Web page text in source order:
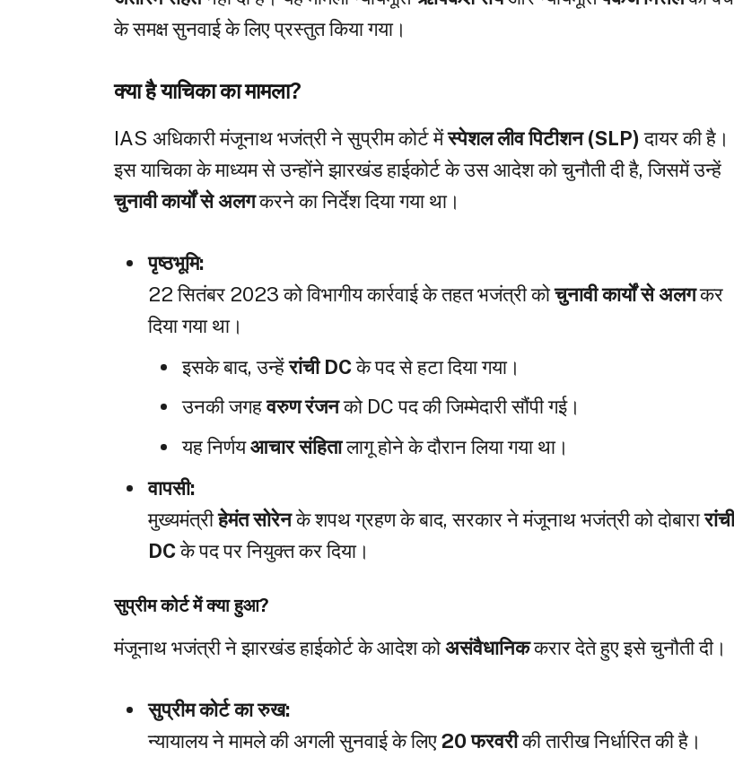
के समक्ष सुनवाई के लिए प्रस्तुत किया गया।
क्या है याचिका का मामला?
IAS अधिकारी मंजूनाथ भजंत्री ने सुप्रीम कोर्ट मेंस्पेशल लीव पिटीशन (SLP)दायर की है।
इस याचिका के माध्यम से उन्होंने झारखंड हाईकोर्ट के उस आदेश को चुनौती दी है, जिसमें उन्हें
चुनावी कार्यों से अलगकरने का निर्देश दिया गया था।
पृष्ठभूमि:
22 सितंबर 2023 को विभागीय कार्रवाई के तहत भजंत्री कोचुनावी कार्यों से अलगकर
दिया गया था।
इसके बाद, उन्हेंरांची DCके पद से हटा दिया गया।
उनकी जगहवरुण रंजनको DC पद की जिम्मेदारी सौंपी गई।
यह निर्णयआचार संहितालागू होने के दौरान लिया गया था।
वापसी:
मुख्यमंत्रीहेमंत सोरेनके शपथ ग्रहण के बाद, सरकार ने मंजूनाथ भजंत्री को दोबारा
DCके पद पर नियुक्त कर दिया।
सुप्रीम कोर्ट में क्या हुआ?
मंजूनाथ भजंत्री ने झारखंड हाईकोर्ट के आदेश कोअसंवैधानिककरार देते हुए इसे चुनौती दी।
सुप्रीम कोर्ट का रुख:
न्यायालय ने मामले की अगली सुनवाई के लिए20 फरवरीकी तारीख निर्धारित की है।